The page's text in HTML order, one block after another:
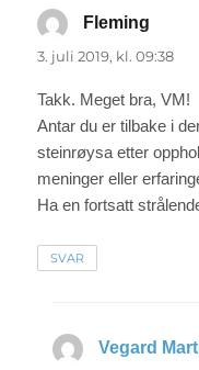
Fleming
3. juli 2019, kl. 09:38
Takk. Meget bra, VM!
Antar du er tilbake i
steinrøysa etter
meninger eller
Ha en fortsatt
SVAR
Vegard